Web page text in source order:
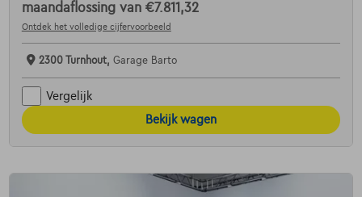
maandaflossing van €7.811,32
Ontdek het volledige cijfervoorbeeld
2300 Turnhout, Garage Barto
Vergelijk
Bekijk wagen